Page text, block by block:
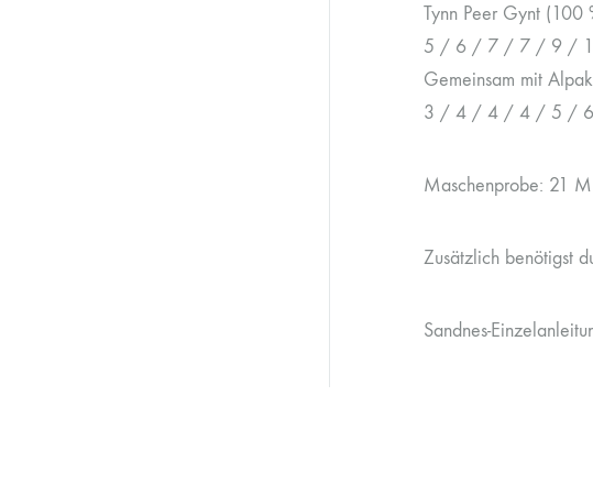
Tynn Peer Gynt (100
5 / 6 / 7 / 7 / 9 /
Gemeinsam mit
3 / 4 / 4 / 4 / 5 / 6
Maschenprobe: 21
Zusätzlich benötigst
Sandnes-